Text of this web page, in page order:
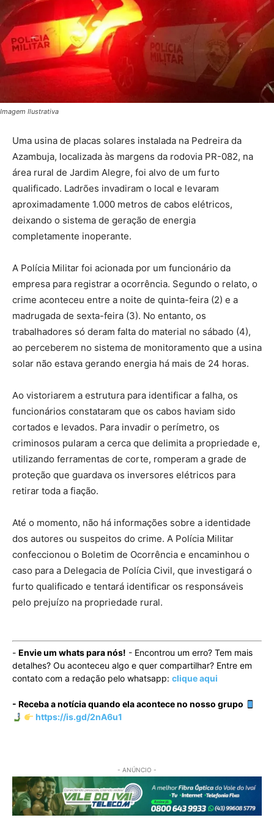
Imagem Ilustrativa
Uma usina de placas solares instalada na Pedreira da
Azambuja, localizada às margens da rodovia PR-082, na
área rural de Jardim Alegre, foi alvo de um furto
qualificado. Ladrões invadiram o local e levaram
aproximadamente 1.000 metros de cabos elétricos,
deixando o sistema de geração de energia
completamente inoperante.
A Polícia Militar foi acionada por um funcionário da
empresa para registrar a ocorrência. Segundo o relato, o
crime aconteceu entre a noite de quinta-feira (2) e a
madrugada de sexta-feira (3). No entanto, os
trabalhadores só deram falta do material no sábado (4),
ao perceberem no sistema de monitoramento que a usina
solar não estava gerando energia há mais de 24 horas.
Ao vistoriarem a estrutura para identificar a falha, os
funcionários constataram que os cabos haviam sido
cortados e levados. Para invadir o perímetro, os
criminosos pularam a cerca que delimita a propriedade e,
utilizando ferramentas de corte, romperam a grade de
proteção que guardava os inversores elétricos para
retirar toda a fiação.
Até o momento, não há informações sobre a identidade
dos autores ou suspeitos do crime. A Polícia Militar
confeccionou o Boletim de Ocorrência e encaminhou o
caso para a Delegacia de Polícia Civil, que investigará o
furto qualificado e tentará identificar os responsáveis
pelo prejuízo na propriedade rural.
- Envie um whats para nós! - Encontrou um erro? Tem mais
detalhes? Ou aconteceu algo e quer compartilhar? Entre em
contato com a redação pelo whatsapp: clique aqui
- Receba a notícia quando ela acontece no nosso grupo
https://is.gd/2nA6u1
- ANÚNCIO -